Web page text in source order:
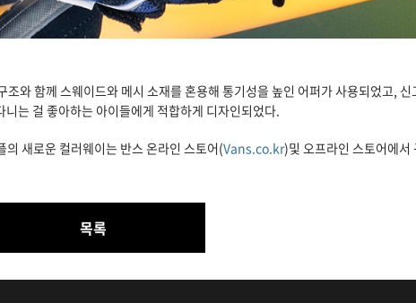
와 함께 스웨이드와 메시 소재를 혼용해 통기성을 높인 어퍼가 사용되었고, 신
니는 걸 좋아하는 아이들에게 적합하게 디자인되었다.
의 새로운 컬러웨이는 반스 온라인 스토어(Vans.co.kr)및 오프라인 스토어에
목록